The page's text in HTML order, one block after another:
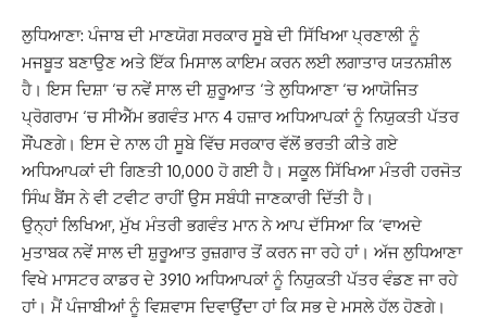
ਲੁਧਿਆਣਾ: ਪੰਜਾਬ ਦੀ ਮਾਣਯੋਗ ਸਰਕਾਰ ਸੂਬੇ ਦੀ ਸਿੱਖਿਆ ਪ੍ਰਣਾਲੀ ਨੂੰ
ਮਜਬੂਤ ਬਣਾਉਣ ਅਤੇ ਇੱਕ ਮਿਸਾਲ ਕਾਇਮ ਕਰਨ ਲਈ ਲਗਾਤਾਰ ਯਤਨਸ਼ੀਲ
ਹੈ। ਇਸ ਦਿਸ਼ਾ ‘ਚ ਨਵੇਂ ਸਾਲ ਦੀ ਸ਼ੁਰੂਆਤ ‘ਤੇ ਲੁਧਿਆਣਾ ‘ਚ ਆਯੋਜਿਤ
ਪ੍ਰੋਗਰਾਮ ‘ਚ ਸੀਐੱਮ ਭਗਵੰਤ ਮਾਨ 4 ਹਜ਼ਾਰ ਅਧਿਆਪਕਾਂ ਨੂੰ ਨਿਯੁਕਤੀ ਪੱਤਰ
ਸੌਂਪਣਗੇ। ਇਸ ਦੇ ਨਾਲ ਹੀ ਸੂਬੇ ਵਿੱਚ ਸਰਕਾਰ ਵੱਲੋਂ ਭਰਤੀ ਕੀਤੇ ਗਏ
ਅਧਿਆਪਕਾਂ ਦੀ ਗਿਣਤੀ 10,000 ਹੋ ਗਈ ਹੈ। ਸਕੂਲ ਸਿੱਖਿਆ ਮੰਤਰੀ ਹਰਜੋਤ
ਸਿੰਘ ਬੈਂਸ ਨੇ ਵੀ ਟਵੀਟ ਰਾਹੀਂ ਉਸ ਸਬੰਧੀ ਜਾਣਕਾਰੀ ਦਿੱਤੀ ਹੈ।
ਉਨ੍ਹਾਂ ਲਿਖਿਆ, ਮੁੱਖ ਮੰਤਰੀ ਭਗਵੰਤ ਮਾਨ ਨੇ ਆਪ ਦੱਸਿਆ ਕਿ ‘ਵਾਅਦੇ
ਮੁਤਾਬਕ ਨਵੇਂ ਸਾਲ ਦੀ ਸ਼ੁਰੂਆਤ ਰੁਜ਼ਗਾਰ ਤੋਂ ਕਰਨ ਜਾ ਰਹੇ ਹਾਂ। ਅੱਜ ਲੁਧਿਆਣਾ
ਵਿਖੇ ਮਾਸਟਰ ਕਾਡਰ ਦੇ 3910 ਅਧਿਆਪਕਾਂ ਨੂੰ ਨਿਯੁਕਤੀ ਪੱਤਰ ਵੰਡਣ ਜਾ ਰਹੇ
ਹਾਂ। ਮੈਂ ਪੰਜਾਬੀਆਂ ਨੂੰ ਵਿਸ਼ਵਾਸ ਦਿਵਾਉਂਦਾ ਹਾਂ ਕਿ ਸਭ ਦੇ ਮਸਲੇ ਹੱਲ ਹੋਣਗੇ।